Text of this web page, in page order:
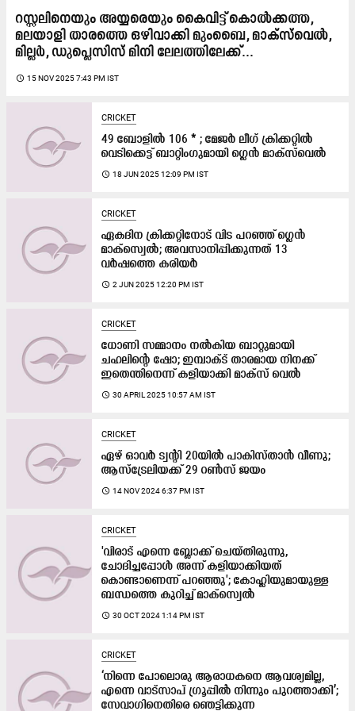
റസ്സലിനെയും അയ്യരെയും കൈവിട്ട് കൊൽക്കത്ത,
മലയാളി താരത്തെ ഒഴിവാക്കി മുംബൈ, മാക്‌സ്‌വെല്‍,
മില്ലർ, ഡുപ്ലെസിസ് മിനി ലേലത്തിലേക്ക്...
access_time 15 NOV 2025 7:43 PM IST
CRICKET
49 ബോളിൽ 106 * ; മേജർ ലീഗ് ക്രിക്കറ്റിൽ
വെടിക്കെട്ട് ബാറ്റിംഗുമായി ഗ്ലെൻ മാക്സ്‌വെൽ
access_time 18 JUN 2025 12:09 PM IST
CRICKET
ഏകദിന ക്രിക്കറ്റിനോട് വിട പറഞ്ഞ് ഗ്ലെൻ
മാക്സ്വെൽ; അവസാനിപ്പിക്കുന്നത് 13
വർഷത്തെ കരിയർ
access_time 2 JUN 2025 12:20 PM IST
CRICKET
ധോണി സമ്മാനം നൽകിയ ബാറ്റുമായി
ചഹലിന്‍റെ ഷോ; ഇമ്പാക്ട് താരമായ നിനക്ക്
ഇതെന്തിനെന്ന് കളിയാക്കി മാക്സ് വെൽ
access_time 30 APRIL 2025 10:57 AM IST
CRICKET
ഏഴ് ഓവർ ട്വന്റി 20യിൽ പാകിസ്താൻ വീണു;
ആസ്ട്രേലിയക്ക് 29 റൺസ് ജയം
access_time 14 NOV 2024 6:37 PM IST
CRICKET
'വിരാട് എന്നെ ബ്ലോക്ക് ചെയ്തിരുന്നു,
ചോദിച്ചപ്പോൾ അന്ന് കളിയാക്കിയത്
കൊണ്ടാണെന്ന് പറഞ്ഞു'; കോഹ്ലിയുമായുള്ള
ബന്ധത്തെ കുറിച്ച് മാക്സ്വെൽ
access_time 30 OCT 2024 1:14 PM IST
CRICKET
‘നിന്നെ പോലൊരു ആരാധകനെ ആവശ്യമില്ല,
എന്നെ വാട്സാപ് ഗ്രൂപ്പിൽ നിന്നും പുറത്താക്കി’;
സേവാഗിനെതിരെ ഞെട്ടിക്കുന്ന